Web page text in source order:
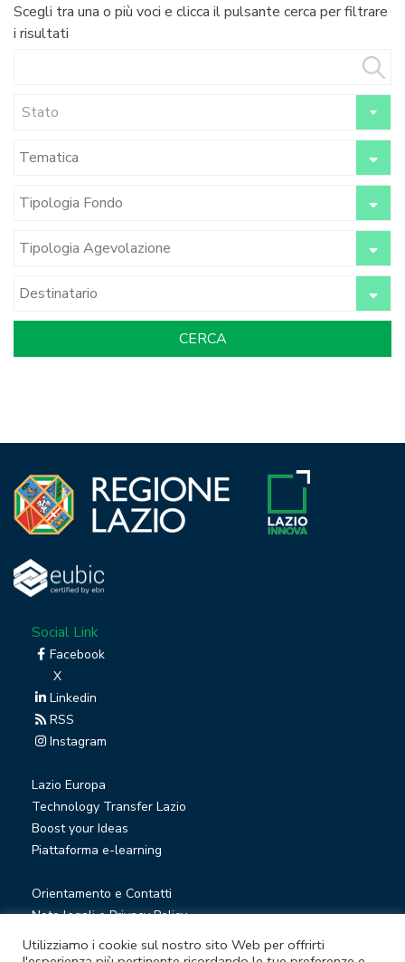
Scegli tra una o più voci e clicca il pulsante cerca per filtrare
i risultati
Stato
Social Link
Facebook
X
Linkedin
RSS
Instagram
Lazio Europa
Technology Transfer Lazio
Boost your Ideas
Piattaforma e-learning
Orientamento e Contatti
Note legali e Privacy Policy
Privacy Newsletter
Utilizziamo i cookie sul nostro sito Web per offrirti